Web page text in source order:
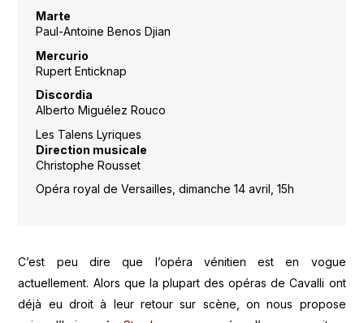
Marte
Paul-Antoine Benos Djian
Mercurio
Rupert Enticknap
Discordia
Alberto Miguélez Rouco
Les Talens Lyriques
Direction musicale
Christophe Rousset
Opéra royal de Versailles, dimanche 14 avril, 15h
C’est peu dire que l’opéra vénitien est en vogue
actuellement. Alors que la plupart des opéras de Cavalli ont
déjà eu droit à leur retour sur scène, on nous propose